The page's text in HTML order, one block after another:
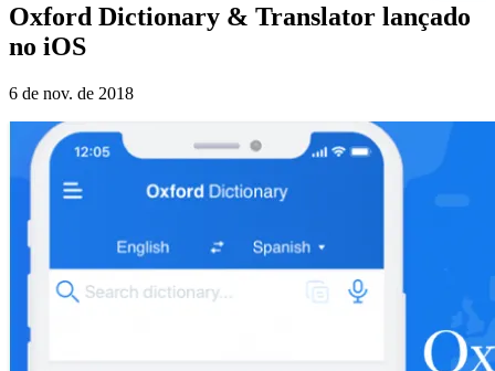
Oxford Dictionary & Translator lançado
no iOS
6 de nov. de 2018